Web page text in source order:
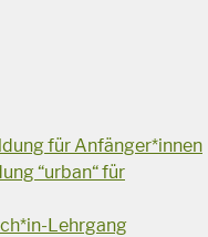
für Anfänger*innen
“urban“ für
Lehrgang